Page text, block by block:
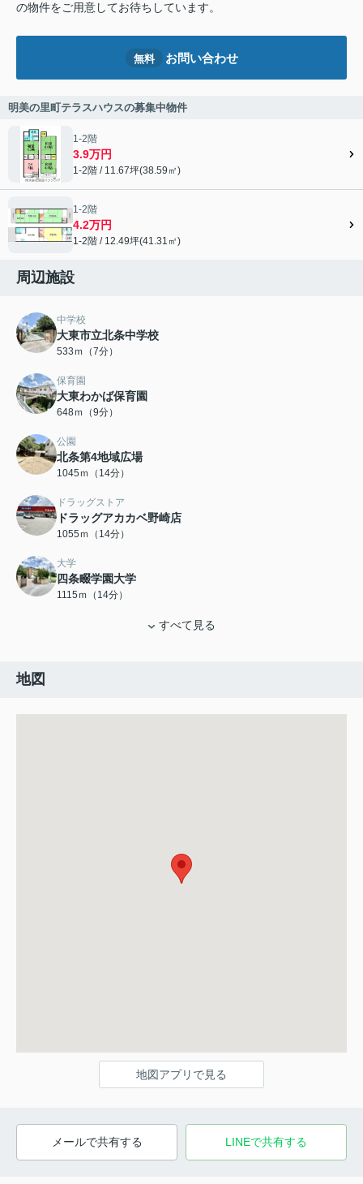
の物件をご用意してお待ちしています。
無料 お問い合わせ
明美の里町テラスハウスの募集中物件
1-2階
3.9万円
1-2階 / 11.67坪(38.59㎡)
1-2階
4.2万円
1-2階 / 12.49坪(41.31㎡)
周辺施設
中学校
大東市立北条中学校
533ｍ（7分）
保育園
大東わかば保育園
648ｍ（9分）
公園
北条第4地域広場
1045ｍ（14分）
ドラッグストア
ドラッグアカカベ野崎店
1055ｍ（14分）
大学
四条畷学園大学
1115ｍ（14分）
すべて見る
地図
地図アプリで見る
メールで共有する LINEで共有する